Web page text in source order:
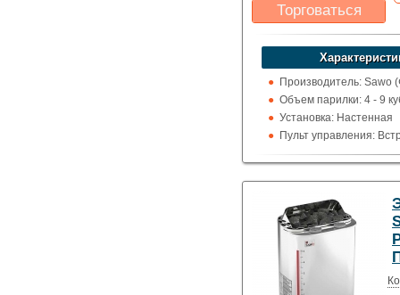
Торговаться
Какая цена Вас
устроит?
Указать цену
Производитель: Sawo
Объем парилки: 4 - 9
Установка: Настенная
Пульт управления:
Использование: Для